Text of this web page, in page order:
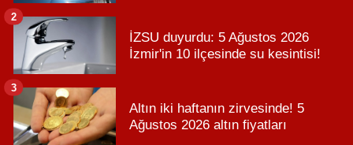
İZSU duyurdu: 5 Ağustos 2026
İzmir'in 10 ilçesinde su kesintisi!
2
Altın iki haftanın zirvesinde! 5
Ağustos 2026 altın fiyatları
3